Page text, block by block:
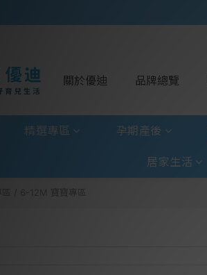
關於優迪 品牌總覽
精選專區 孕期產後
居家生活